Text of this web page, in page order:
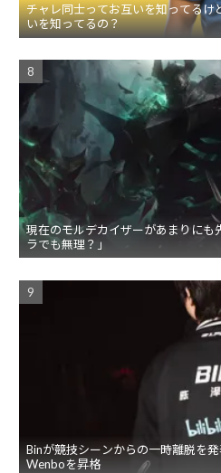
チャレ同士ってお互いを知ってるけ
いを知ってるの？
現在のモルデカイザーがあまりにも
ラでも無理？」
Binが競技シーンからの一時離脱を
Wenboを昇格